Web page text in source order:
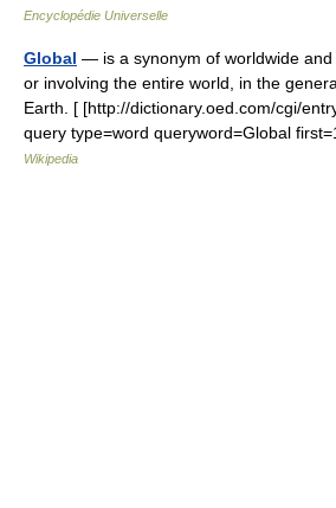
Encyclopédie Universelle
Global — is a synonym of worldwide and
or involving the entire world, in the
Earth. [ [http://dictionary.oed.com/cgi/
query type=word queryword=Global
Wikipedia